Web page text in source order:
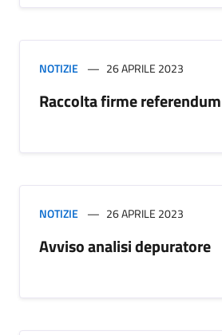
NOTIZIE 26 APRILE 2023
Raccolta firme
NOTIZIE 26 APRILE 2023
Avviso analisi depuratore